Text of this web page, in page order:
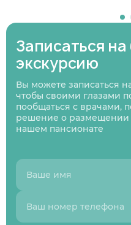
Записаться
экскурсию
Вы можете записаться
чтобы своими глазами
пообщаться с врачами,
решение о размещении
нашем пансионате
Узнаю информацию
Нажимая кнопку я
соглашением
Нажимая кнопку я
конфиденциальности
соглашением
Нажимая кнопку я
соглашением
Нажимая кнопку я
соглашением